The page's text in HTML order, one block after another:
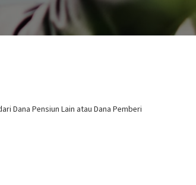
Dana Pensiun Lain atau Dana Pemberi